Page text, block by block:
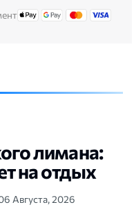
лимана:
на отдых
Августа, 2026